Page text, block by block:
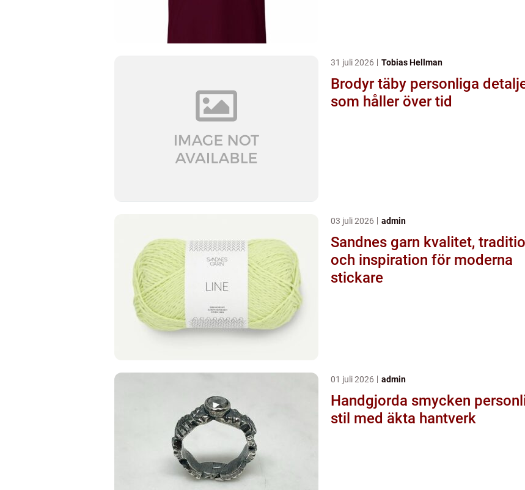
31 juli 2026 Tobias Hellman
Brodyr täby personliga detaljer
som håller över tid
03 juli 2026 admin
Sandnes garn kvalitet, tradition
och inspiration för moderna
stickare
01 juli 2026 admin
Handgjorda smycken personlig
stil med äkta hantverk